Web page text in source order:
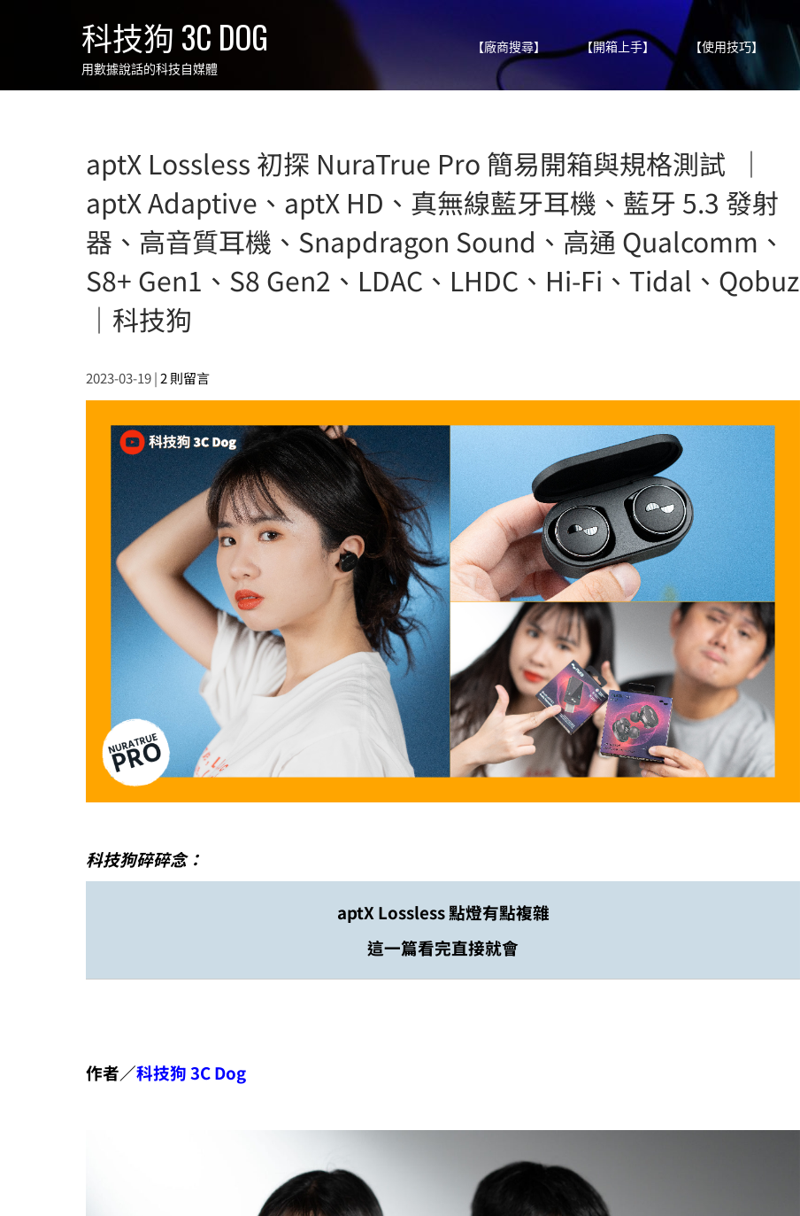
科技狗 3C DOG
用數據說話的科技自媒體
【廠商搜尋】 【開箱上手】 【使用技巧】
aptX Lossless 初探 NuraTrue Pro 簡易開箱與規格測試 ｜
aptX Adaptive、aptX HD、真無線藍牙耳機、藍牙 5.3 發射
器、高音質耳機、Snapdragon Sound、高通 Qualcomm、
S8+ Gen1、S8 Gen2、LDAC、LHDC、Hi-Fi、Tidal、Qobuz
｜科技狗
2023-03-19|2 則留言
科技狗碎碎念：
aptX Lossless 點燈有點複雜
這一篇看完直接就會
作者／科技狗 3C Dog